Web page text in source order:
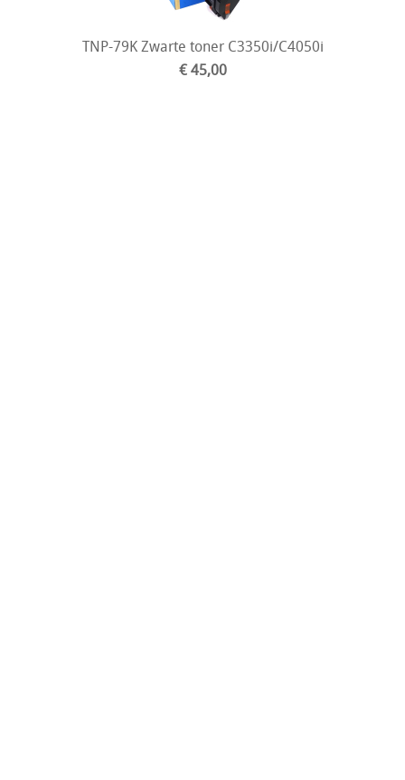
TNP-79K Zwarte toner C3350i/C4050i
€ 45,00